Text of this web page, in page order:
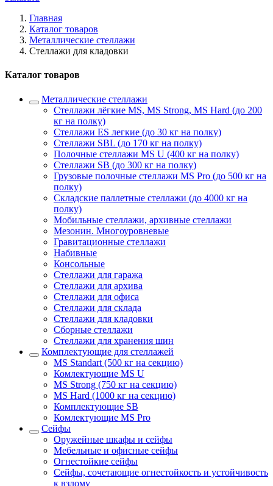
Главная
Каталог товаров
Металлические стеллажи
Стеллажи для кладовки
Каталог товаров
Металлические стеллажи
Стеллажи лёгкие MS, MS Strong, MS Hard (до 200
кг на полку)
Стеллажи ES легкие (до 30 кг на полку)
Стеллажи SBL (до 170 кг на полку)
Полочные стеллажи MS U (400 кг на полку)
Стеллажи SB (до 300 кг на полку)
Грузовые полочные стеллажи MS Pro (до 500 кг на
полку)
Складские паллетные стеллажи (до 4000 кг на
полку)
Мобильные стеллажи, архивные стеллажи
Мезонин. Многоуровневые
Гравитационные стеллажи
Набивные
Консольные
Стеллажи для гаража
Стеллажи для архива
Стеллажи для офиса
Стеллажи для склада
Стеллажи для кладовки
Сборные стеллажи
Стеллажи для хранения шин
Комплектующие для стеллажей
MS Standart (500 кг на секцию)
Комлектующие MS U
MS Strong (750 кг на секцию)
MS Hard (1000 кг на секцию)
Комплектующие SB
Комлектующие MS Pro
Сейфы
Оружейные шкафы и сейфы
Мебельные и офисные сейфы
Огнестойкие сейфы
Сейфы, сочетающие огнестойкость и устойчивость
к взлому